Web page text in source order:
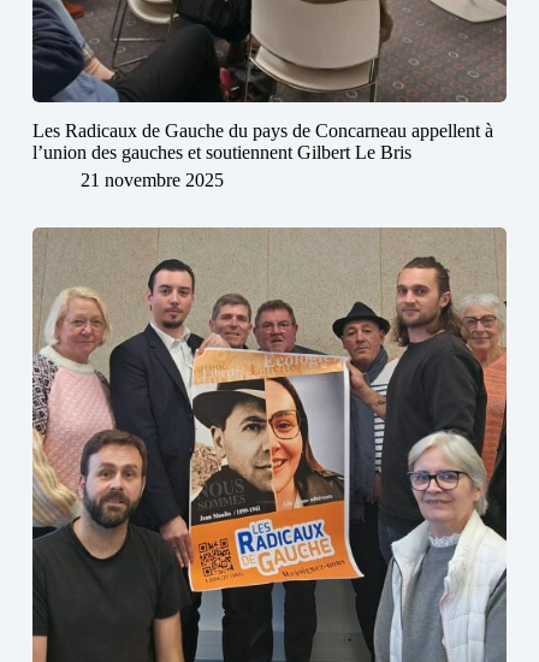
Les Radicaux de Gauche du pays de Concarneau appellent à
l’union des gauches et soutiennent Gilbert Le Bris
21 novembre 2025